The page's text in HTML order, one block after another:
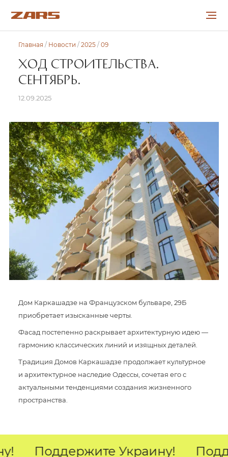
О КОМПАНИИ
КАРЬЕРА
НОВОСТИ
КОНТАКТЫ
УКР РУС ENG
Главная / Новости / 2025 / 09
ХОД СТРОИТЕЛЬСТВА.
СЕНТЯБРЬ.
12.09.2025
Дом Каркашадзе на Французском бульваре, 29Б
приобретает изысканные черты.
Фасад постепенно раскрывает архитектурную идею —
гармонию классических линий и изящных деталей.
Традиция Домов Каркашадзе продолжает культурное
и архитектурное наследие Одессы, сочетая его с
актуальными тенденциями создания жизненного
пространства.
Поддержите Украину!